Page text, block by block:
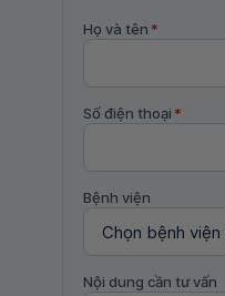
Họ và tên *
Số điện thoại *
Bệnh viện
Nội dung cần tư vấn